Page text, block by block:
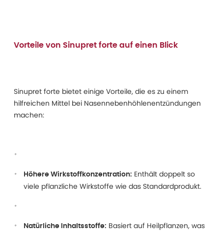
Vorteile von Sinupret forte auf einen Blick
Sinupret forte bietet einige Vorteile, die es zu einem
hilfreichen Mittel bei Nasennebenhöhlenentzündungen
machen:
Höhere Wirkstoffkonzentration: Enthält doppelt so
viele pflanzliche Wirkstoffe wie das Standardprodukt.
Natürliche Inhaltsstoffe: Basiert auf Heilpflanzen, was